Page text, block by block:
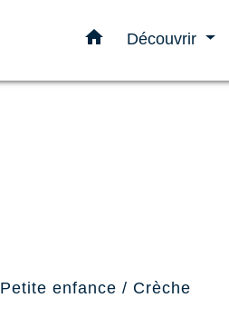
home Découvrir
Petite enfance / Crèche